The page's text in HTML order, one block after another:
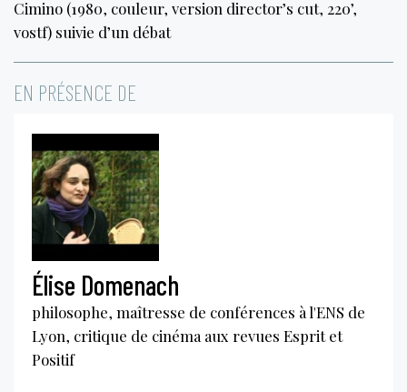
Cimino (1980, couleur, version director’s cut, 220’,
vostf) suivie d’un débat
EN PRÉSENCE DE
Élise Domenach
philosophe, maîtresse de conférences à l'ENS de
Lyon, critique de cinéma aux revues Esprit et
Positif